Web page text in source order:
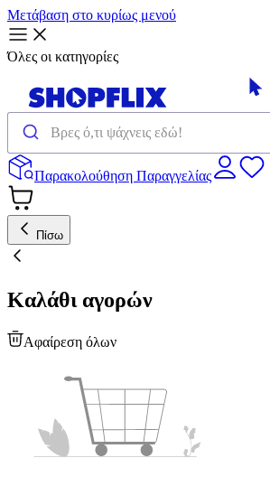
Μετάβαση στο κυρίως μενού
Όλες οι κατηγορίες
Παρακολούθηση Παραγγελίας
Πίσω
Καλάθι αγορών
Αφαίρεση όλων